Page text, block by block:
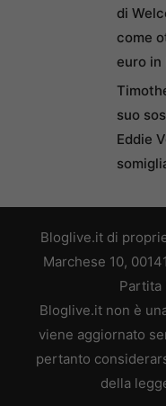
di
come
euro in
suo
Eddie
Bloglive.it di
Marchese 10,
Partita
Bloglive.it non è
viene aggiornato
pertanto
della